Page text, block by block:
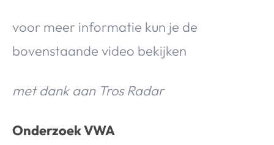
voor meer informatie kun je de
bovenstaande video bekijken
met dank aan Tros Radar
Onderzoek VWA